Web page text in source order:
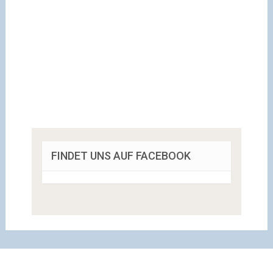
FINDET UNS AUF FACEBOOK